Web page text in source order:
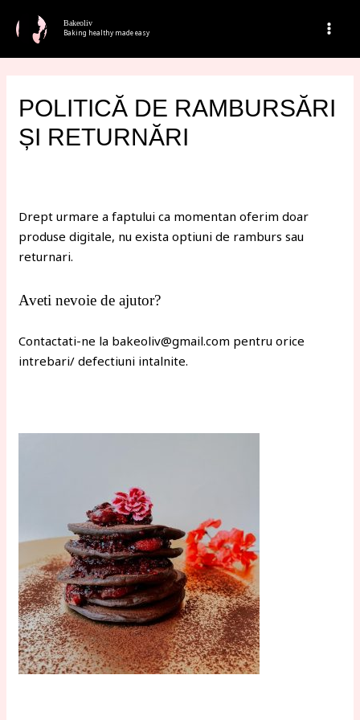
Bakeoliv
Baking healthy made easy
POLITICĂ DE RAMBURSĂRI
ȘI RETURNĂRI
Drept urmare a faptului ca momentan oferim doar
produse digitale, nu exista optiuni de ramburs sau
returnari.
Aveti nevoie de ajutor?
Contactati-ne la bakeoliv@gmail.com pentru orice
intrebari/ defectiuni intalnite.